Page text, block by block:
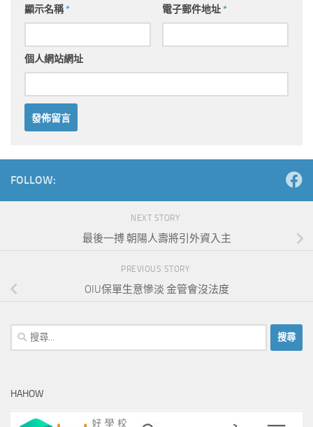
顯示名稱* 電子郵件地址*
個人網站網址
FOLLOW:
NEXT STORY
最後一搏 朝陽人壽將引外資入主
PREVIOUS STORY
OIU保單生意慘淡 金管會沒法度
搜
尋
字:
HAHOW